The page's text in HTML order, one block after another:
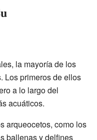
la mayoría de los
Los primeros de ellos
a lo largo del
acuáticos.
arqueocetos, como los
ballenas y delfines